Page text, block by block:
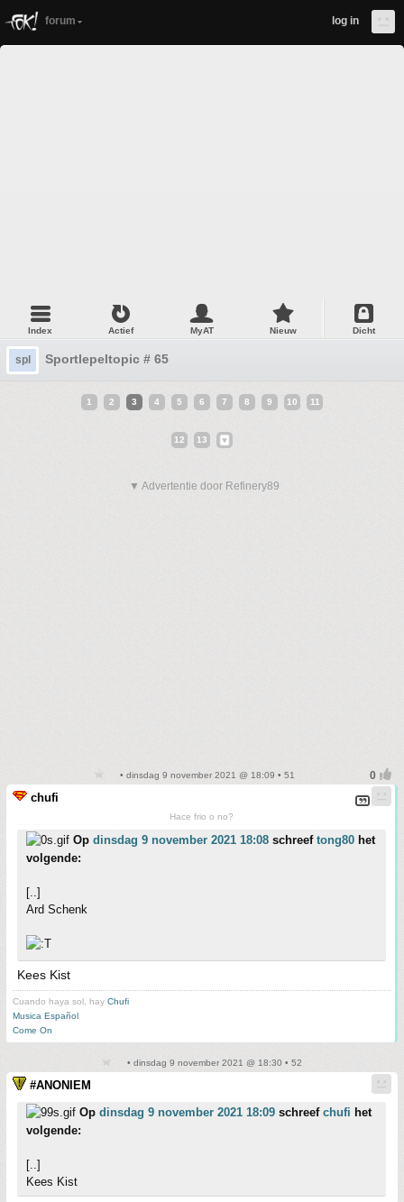
forum log in
Index Actief MyAT Nieuw Dicht
spl Sportlepeltopic # 65
1 2 3 4 5 6 7 8 9 10 11
12 13
▼ Advertentie door Refinery89
• dinsdag 9 november 2021 @ 18:09 • 51
chufi
Hace frio o no?
Op dinsdag 9 november 2021 18:08 schreef tong80 het
volgende:
[..]
Ard Schenk
Kees Kist
Cuando haya sol, hay Chufi
Musica Español
Come On
• dinsdag 9 november 2021 @ 18:30 • 52
#ANONIEM
Op dinsdag 9 november 2021 18:09 schreef chufi het
volgende:
[..]
Kees Kist